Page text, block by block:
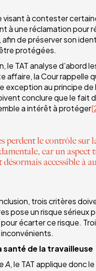
visant à contester
à une réclamation pour
de préserver son
protégées.
TAT analyse d’abord
affaire, la Cour rappelle
exception au principe
conclure que le fait
a intérêt à protéger
perdent le contrôle
car un aspect
accessible à
trois critères
pose un risque sérieux
écarter ce risque.
de la travailleuse
A, le TAT applique donc